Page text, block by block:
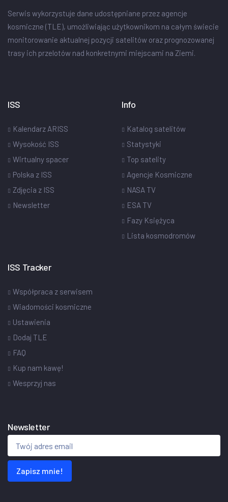
Serwis wykorzystuje dane udostępniane przez agencje
kosmiczne (TLE), umożliwiając użytkownikom na całym świecie
monitorowanie aktualnej pozycji satelitów oraz prognozowanej
trasy ich przelotów nad konkretnymi miejscami na Ziemi.
ISS
Kalendarz ARISS
Wysokość ISS
Wirtualny spacer
Polska z ISS
Zdjęcia z ISS
Newsletter
Info
Katalog satelitów
Statystyki
Top satelity
Agencje Kosmiczne
NASA TV
ESA TV
Fazy Księżyca
Lista kosmodromów
ISS Tracker
Współpraca z serwisem
Wiadomości kosmiczne
Ustawienia
Dodaj TLE
FAQ
Kup nam kawę!
Wesprzyj nas
Newsletter
Zapisz mnie!